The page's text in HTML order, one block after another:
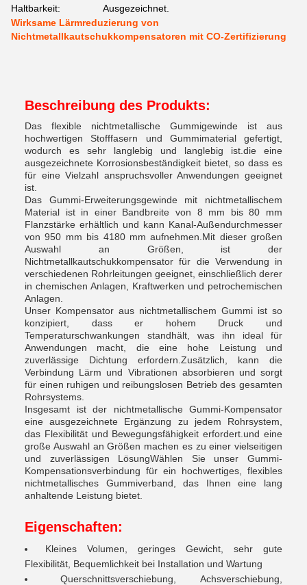
Haltbarkeit:
Ausgezeichnet.
Wirksame Lärmreduzierung von
Nichtmetallkautschukkompensatoren mit CO-Zertifizierung
Beschreibung des Produkts:
Das flexible nichtmetallische Gummigewinde ist aus
hochwertigen Stofffasern und Gummimaterial gefertigt,
wodurch es sehr langlebig und langlebig ist.die eine
ausgezeichnete Korrosionsbeständigkeit bietet, so dass es
für eine Vielzahl anspruchsvoller Anwendungen geeignet
ist.
Das Gummi-Erweiterungsgewinde mit nichtmetallischem
Material ist in einer Bandbreite von 8 mm bis 80 mm
Flanzstärke erhältlich und kann Kanal-Außendurchmesser
von 950 mm bis 4180 mm aufnehmen.Mit dieser großen
Auswahl an Größen, ist der
Nichtmetallkautschukkompensator für die Verwendung in
verschiedenen Rohrleitungen geeignet, einschließlich derer
in chemischen Anlagen, Kraftwerken und petrochemischen
Anlagen.
Unser Kompensator aus nichtmetallischem Gummi ist so
konzipiert, dass er hohem Druck und
Temperaturschwankungen standhält, was ihn ideal für
Anwendungen macht, die eine hohe Leistung und
zuverlässige Dichtung erfordern.Zusätzlich, kann die
Verbindung Lärm und Vibrationen absorbieren und sorgt
für einen ruhigen und reibungslosen Betrieb des gesamten
Rohrsystems.
Insgesamt ist der nichtmetallische Gummi-Kompensator
eine ausgezeichnete Ergänzung zu jedem Rohrsystem,
das Flexibilität und Bewegungsfähigkeit erfordert.und eine
große Auswahl an Größen machen es zu einer vielseitigen
und zuverlässigen LösungWählen Sie unser Gummi-
Kompensationsverbindung für ein hochwertiges, flexibles
nichtmetallisches Gummiverband, das Ihnen eine lang
anhaltende Leistung bietet.
Eigenschaften:
Kleines Volumen, geringes Gewicht, sehr gute
Flexibilität, Bequemlichkeit bei Installation und Wartung
Querschnittsverschiebung, Achsverschiebung,